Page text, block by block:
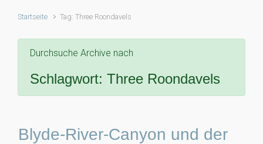
Startseite Tag: Three Roondavels
Durchsuche Archive nach
Schlagwort: Three Roondavels
Blyde-River-Canyon und der